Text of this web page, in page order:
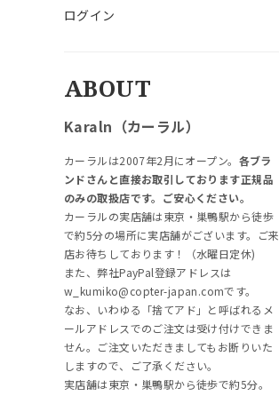
ログイン
ABOUT
Karaln（カーラル）
カーラルは2007年2月にオープン。 各ブラ
ンドさんと直接お取引しております正規品
のみの取扱店です。ご安心ください。
カーラルの実店舗は東京・巣鴨駅から徒歩
で約5分の場所に実店舗がございます。ご来
店お待ちしております！（水曜日定休)
また、弊社PayPal登録アドレスは
w_kumiko@copter-japan.comです。
なお、いわゆる「捨てアド」と呼ばれるメ
ールアドレスでのご注文は受け付けできま
せん。ご注文いただきましてもお断りいた
しますので、ご了承ください。
実店舗は東京・巣鴨駅から徒歩で約5分。